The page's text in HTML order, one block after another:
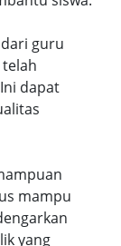
guru
dapat
mampu
yang